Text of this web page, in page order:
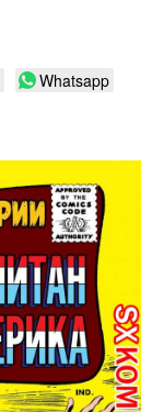
Whatsapp